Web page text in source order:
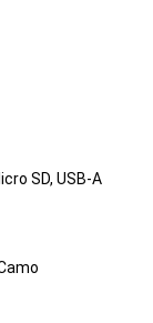
SD, USB-A